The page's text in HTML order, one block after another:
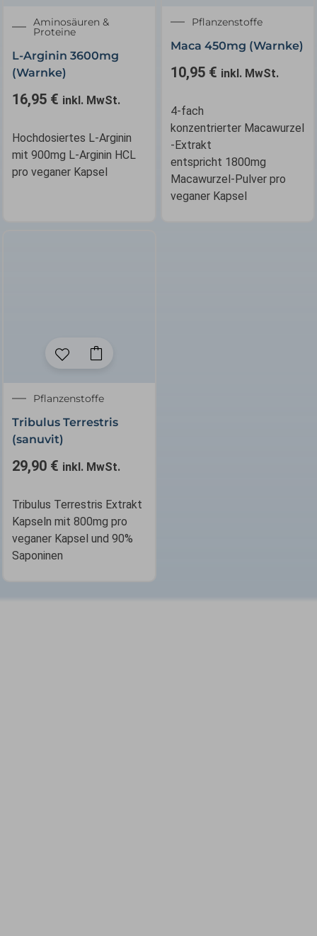
Aminosäuren &
Proteine
L-Arginin 3600mg
(Warnke)
16,95 € inkl. MwSt.
Hochdosiertes L-Arginin
mit 900mg L-Arginin HCL
pro veganer Kapsel
Pflanzenstoffe
Maca 450mg (Warnke)
10,95 € inkl. MwSt.
4-fach
konzentrierter Macawurzel
-Extrakt
entspricht 1800mg
Macawurzel-Pulver pro
veganer Kapsel
Pflanzenstoffe
Tribulus Terrestris
(sanuvit)
29,90 € inkl. MwSt.
Tribulus Terrestris Extrakt
Kapseln mit 800mg pro
veganer Kapsel und 90%
Saponinen